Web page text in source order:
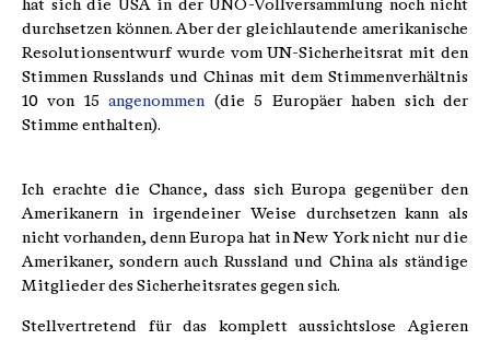
hat sich die USA in der UNO-Vollversammlung noch nicht
durchsetzen können. Aber der gleichlautende amerikanische
Resolutionsentwurf wurde vom UN-Sicherheitsrat mit den
Stimmen Russlands und Chinas mit dem Stimmenverhältnis
10 von 15angenommen (die 5 Europäer haben sich der
Stimme enthalten).
Ich erachte die Chance, dass sich Europa gegenüber den
Amerikanern in irgendeiner Weise durchsetzen kann als
nicht vorhanden, denn Europa hat in New York nicht nur die
Amerikaner, sondern auch Russland und China als ständige
Mitglieder des Sicherheitsrates gegen sich.
Stellvertretend für das komplett aussichtslose Agieren